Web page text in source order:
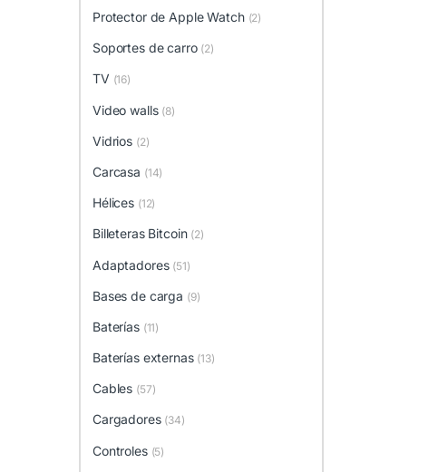
Protector de Apple Watch (2)
Soportes de carro (2)
TV (16)
Video walls (8)
Vidrios (2)
Carcasa (14)
Hélices (12)
Billeteras Bitcoin (2)
Adaptadores (51)
Bases de carga (9)
Baterías (11)
Baterías externas (13)
Cables (57)
Cargadores (34)
Controles (5)